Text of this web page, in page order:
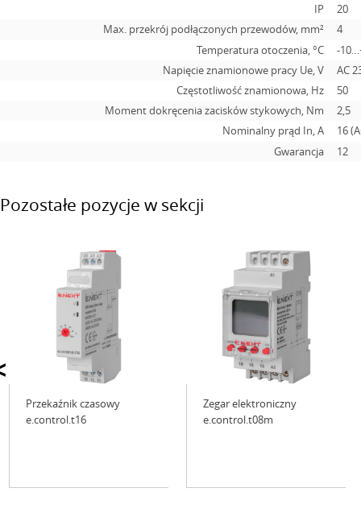
IP
20
Max. przekrój podłączonych przewodów, mm²
4
Temperatura otoczenia, °С
-
Napięcie znamionowe pracy Ue, V
АС
Częstotliwość znamionowa, Hz
50
Moment dokręcenia zacisków stykowych, Nm
2,5
Nominalny prąd In, А
16
Gwarancja
12
Pozostałe pozycje w sekcji
Przekaźnik czasowy
e.control.t16
Zegar elektroniczny
e.control.t08m